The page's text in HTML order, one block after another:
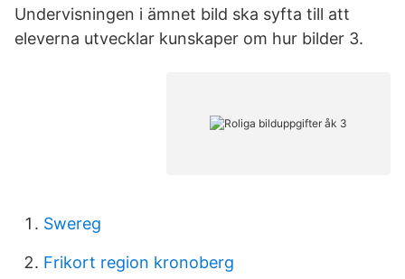
Undervisningen i ämnet bild ska syfta till att
eleverna utvecklar kunskaper om hur bilder 3.
Swereg
Frikort region kronoberg